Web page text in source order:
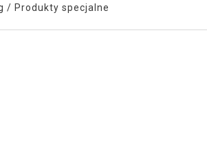
/ Produkty specjalne